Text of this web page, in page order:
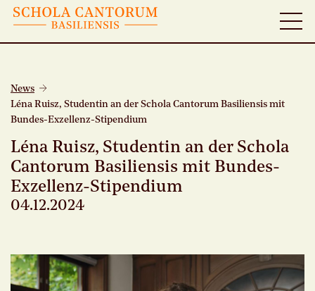
News
Léna Ruisz, Studentin an der Schola Cantorum Basiliensis mit
Bundes-Exzellenz-Stipendium
Léna Ruisz, Studentin an der Schola
Cantorum Basiliensis mit Bundes-
Exzellenz-Stipendium
04.12.2024